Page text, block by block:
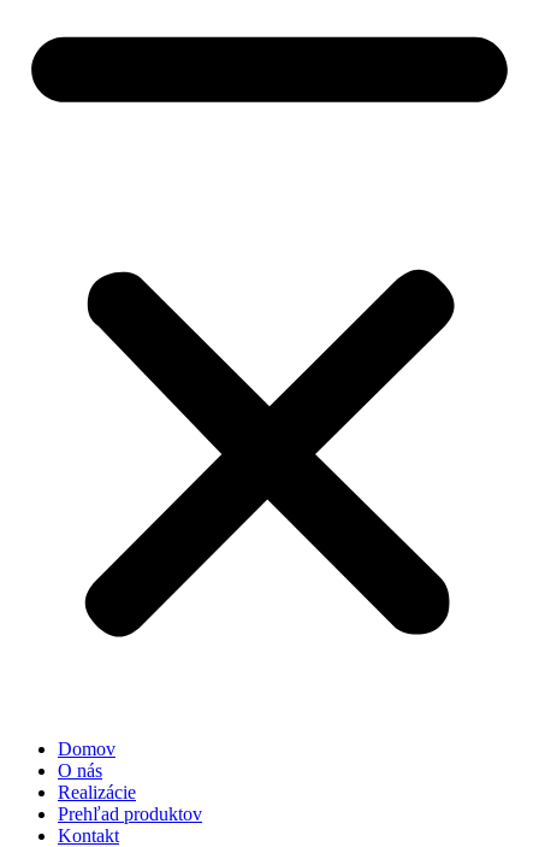
Domov
O nás
Realizácie
Prehľad produktov
Kontakt